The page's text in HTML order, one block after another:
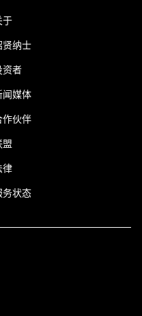
于
贤纳士
资者
闻媒体
作伙伴
盟
律
务状态